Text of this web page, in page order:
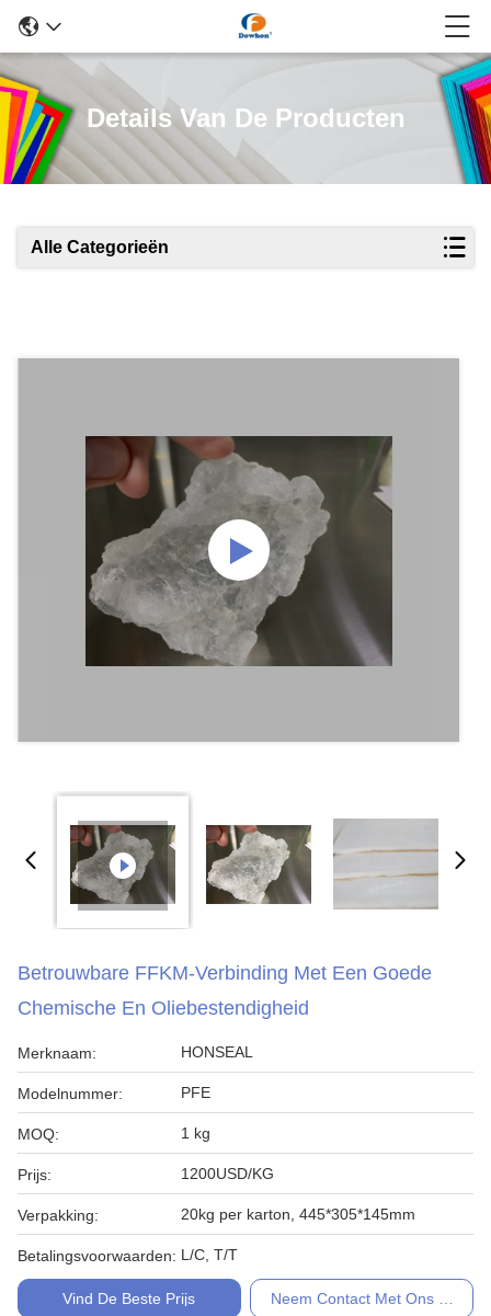
Details Van De Producten
Alle Categorieën
Betrouwbare FFKM-Verbinding Met Een Goede
Chemische En Oliebestendigheid
Merknaam: HONSEAL
Modelnummer: PFE
MOQ: 1 kg
Prijs: 1200USD/KG
Verpakking: 20kg per karton, 445*305*145mm
Betalingsvoorwaarden: L/C, T/T
Vind De Beste Prijs Neem Contact Met Ons Op